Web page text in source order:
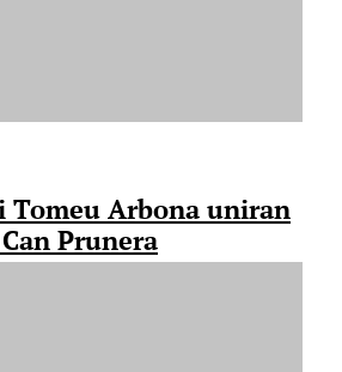
Tomeu Arbona uniran
Prunera